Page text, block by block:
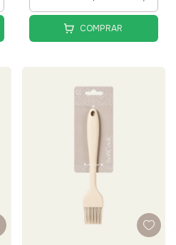
COMPRAR